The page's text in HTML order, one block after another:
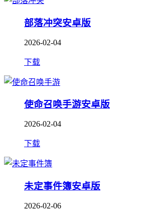
部落冲突安卓版
2026-02-04
下载
使命召唤手游安卓版
2026-02-04
下载
未定事件簿安卓版
2026-02-06